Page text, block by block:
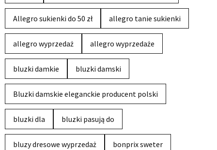
Allegro sukienki do 50 zł allegro tanie sukienki
allegro wyprzedaż allegro wyprzedaże
bluzki damkie bluzki damski
Bluzki damskie eleganckie producent polski
bluzki dla bluzki pasują do
bluzy dresowe wyprzedaż bonprix sweter